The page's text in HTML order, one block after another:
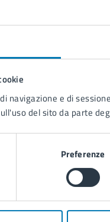
navigazione e di
del sito da parte
Preferenze
Comunale
Web